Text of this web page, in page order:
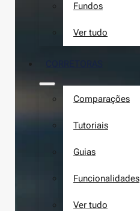
Fundos
Ver tudo
Comparações
Tutoriais
Guias
Funcionalidades
Ver tudo